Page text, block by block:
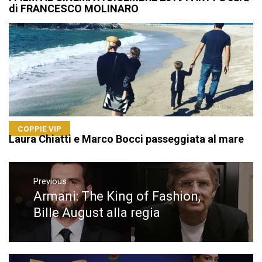
di FRANCESCO MOLINARO
COPPIE VIP
Laura Chiatti e Marco Bocci passeggiata al mare
Navigazione
articoli
Previous
Previous
post:
Armani: The King of Fashion,
Bille August alla regia